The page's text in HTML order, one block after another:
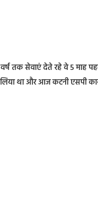
वर्ष तक सेवाएं देते रहे वे 5
था और आज कटनी एसपी